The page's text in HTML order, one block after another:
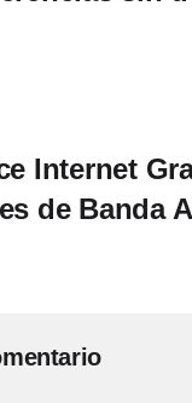
Internet
de Banda